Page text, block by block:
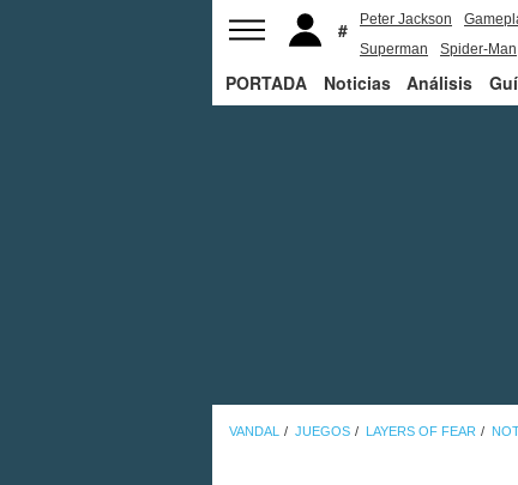
Peter Jackson
Superman
Spider-Man
PORTADA Noticias Análisis
VANDAL JUEGOS LAYERS OF FEAR